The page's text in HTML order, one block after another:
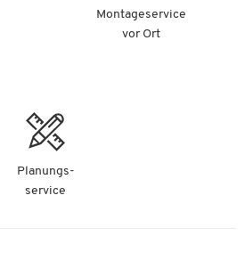
Montageservice
vor Ort
Planungs-
service